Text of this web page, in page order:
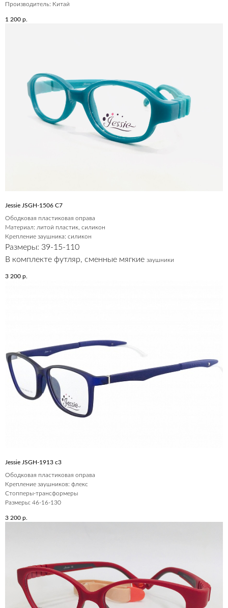
Производитель: Китай
1 200 р.
Jessie JSGH-1506 C7
Ободковая пластиковая оправа
Материал: литой пластик, силикон
Крепление заушника: силикон
Размеры: 39-15-110
В комплекте футляр, сменные мягкие заушники
3 200 р.
Jessie JSGH-1913 c3
Ободковая пластиковая оправа
Крепление заушников: флекс
Стопперы-трансформеры
Размеры: 46-16-130
3 200 р.